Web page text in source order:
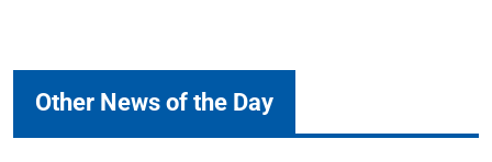
Other News of the Day